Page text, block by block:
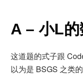
A – 小L的
这道题的式子跟
以为是 BSGS 之类